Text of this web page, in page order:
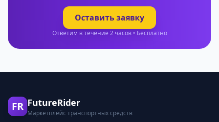
Оставить заявку
Ответим в течение 2 часов • Бесплатно
FR FutureRider
Маркетплейс транспортных средств